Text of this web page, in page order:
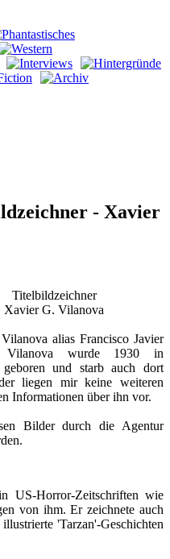
- Xavier
Titelbildzeichner
Xavier G. Vilanova
alias Francisco Javier
Vilanova wurde 1930 in
geboren und starb auch dort
liegen mir keine weiteren
Informationen über ihn vor.
Bilder durch die Agentur
US-Horror-Zeitschriften wie
von ihm. Er zeichnete auch
'Tarzan'-Geschichten